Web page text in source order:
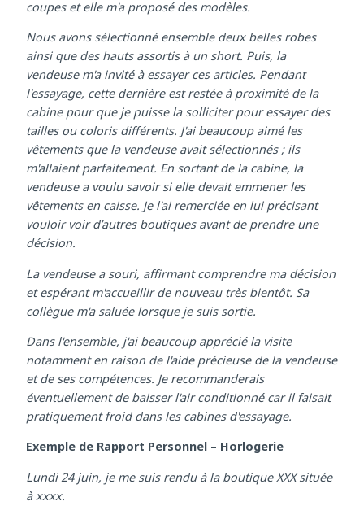
quelles étaient mes préférences concernant les coloris,
coupes et elle m'a proposé des modèles.
Nous avons sélectionné ensemble deux belles robes
ainsi que des hauts assortis à un short. Puis, la
vendeuse m'a invité à essayer ces articles. Pendant
l'essayage, cette dernière est restée à proximité de la
cabine pour que je puisse la solliciter pour essayer des
tailles ou coloris différents. J'ai beaucoup aimé les
vêtements que la vendeuse avait sélectionnés ; ils
m'allaient parfaitement. En sortant de la cabine, la
vendeuse a voulu savoir si elle devait emmener les
vêtements en caisse. Je l'ai remerciée en lui précisant
vouloir voir d’autres boutiques avant de prendre une
décision.
La vendeuse a souri, affirmant comprendre ma décision
et espérant m'accueillir de nouveau très bientôt. Sa
collègue m'a saluée lorsque je suis sortie.
Dans l'ensemble, j'ai beaucoup apprécié la visite
notamment en raison de l'aide précieuse de la vendeuse
et de ses compétences. Je recommanderais
éventuellement de baisser l'air conditionné car il faisait
pratiquement froid dans les cabines d'essayage.
Exemple de Rapport Personnel – Horlogerie